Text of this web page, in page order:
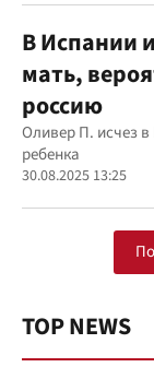
В Испании
мать,
россию
Оливер П. исчез
ребенка
30.08.2025 13:25
TOP NEWS